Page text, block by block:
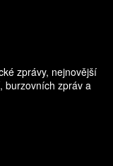
zprávy, nejnovější
burzovních zpráv a